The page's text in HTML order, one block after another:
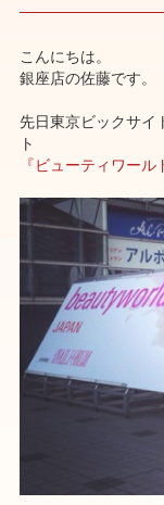
こんにちは。
銀座店の佐藤です。
先日東京ビックサイ
ト
『ビューティワール